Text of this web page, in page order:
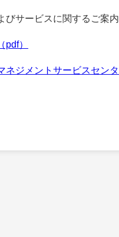
サービスに関するご案
pdf）
ネジメントサービスセン